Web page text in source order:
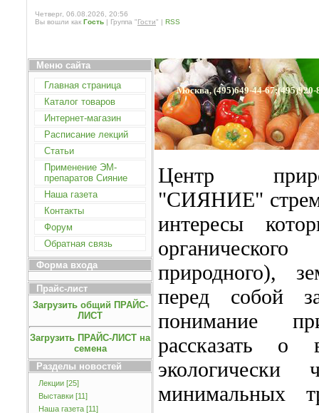
Четверг, 06.08.2026, 20:56
Вы вошли как Гость | Группа "Гости" | RSS
Меню сайта
Главная страница
Каталог товаров
Интернет-магазин
Расписание лекций
Статьи
Применение ЭМ-
препаратов Сияние
Наша газета
Контакты
Форум
Обратная связь
Форма входа
Прайс-лист
Загрузить общий ПРАЙС-
ЛИСТ
Загрузить ПРАЙС-ЛИСТ на
семена
Разделы новостей
Лекции [25]
Выставки [11]
Наша газета [11]
Москва, (495)649-44-
Центр
"СИЯНИЕ"
интересы
природного),
перед собой
понимание
рассказать о
минимальных